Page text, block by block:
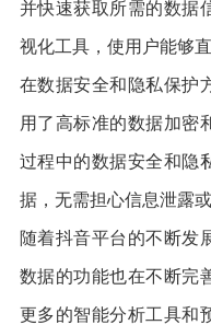
并快速获取所需的数据
视化工具，使用户能够
在数据安全和隐私保护
用了高标准的数据加密
过程中的数据安全和隐
据，无需担心信息泄露
随着抖音平台的不断发
数据的功能也在不断完
更多的智能分析工具和